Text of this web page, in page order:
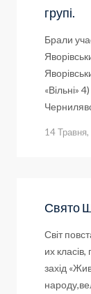
групі.
Брали
«Вільні»
14
Свято
Світ
их
захід